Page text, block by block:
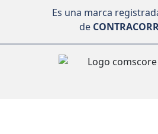
Es una marca
de